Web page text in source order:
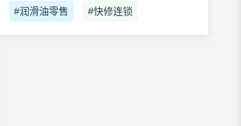
#润滑油零售 #快修连锁